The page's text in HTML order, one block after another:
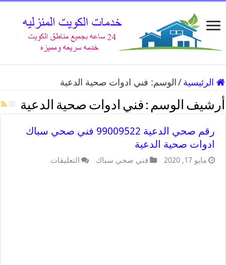
الرئيسية / الوسم: فني ادوات صحية الدعية
أرشيف الوسم : فني ادوات صحية الدعية
رقم صحي الدعية 99009522 فني صحي سباك
ادوات صحية الدعية
مايو 17, 2020 فني صحي سباك التعليقات